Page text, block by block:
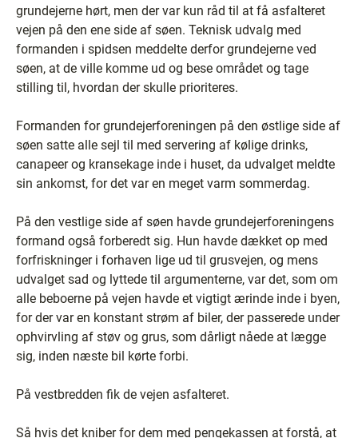
grundejerne hørt, men der var kun råd til at få asfalteret
vejen på den ene side af søen. Teknisk udvalg med
formanden i spidsen meddelte derfor grundejerne ved
søen, at de ville komme ud og bese området og tage
stilling til, hvordan der skulle prioriteres.
Formanden for grundejerforeningen på den østlige side af
søen satte alle sejl til med servering af kølige drinks,
canapeer og kransekage inde i huset, da udvalget meldte
sin ankomst, for det var en meget varm sommerdag.
På den vestlige side af søen havde grundejerforeningens
formand også forberedt sig. Hun havde dækket op med
forfriskninger i forhaven lige ud til grusvejen, og mens
udvalget sad og lyttede til argumenterne, var det, som om
alle beboerne på vejen havde et vigtigt ærinde inde i byen,
for der var en konstant strøm af biler, der passerede under
ophvirvling af støv og grus, som dårligt nåede at lægge
sig, inden næste bil kørte forbi.
På vestbredden fik de vejen asfalteret.
Så hvis det kniber for dem med pengekassen at forstå, at